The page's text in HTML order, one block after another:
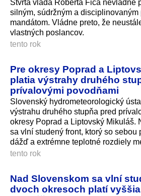
Štvrtá vláda Roberta Fica nevládne
silným, súdržným a disciplinovaným
mandátom. Vládne preto, že
vlastných poslancov.
tento rok
Pre okresy Poprad a
platia výstrahy druhého
prívalovými povodňami
Slovenský hydrometeorologický
výstrahu druhého stupňa pred
okresy Poprad a Liptovský Mikuláš.
sa vlní studený front, ktorý so sebou
dážď a extrémne teplotné rozdiely
tento rok
Nad Slovenskom sa vlní
dvoch okresoch platí